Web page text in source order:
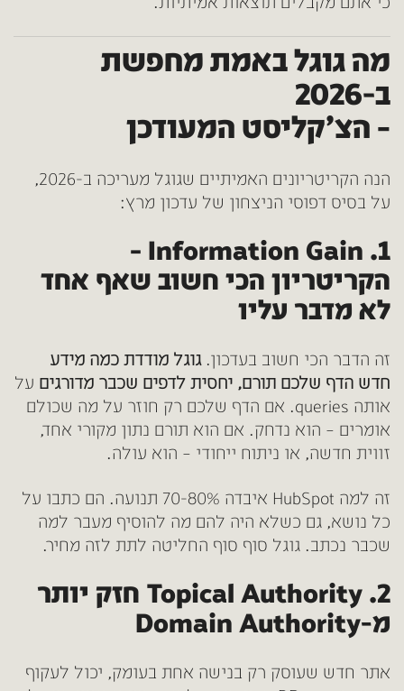
מה גוגל באמת מחפשת
ב-2026
– הצ’קליסט המעודכן
הנה הקריטריונים האמיתיים שגוגל מעריכה ב-2026,
על בסיס דפוסי הניצחון של עדכון מרץ:
1. Information Gain –
הקריטריון הכי חשוב שאף אחד
לא מדבר עליו
זה הדבר הכי חשוב בעדכון.גוגל מודדת כמה מידע
חדש הדף שלכם תורם, יחסית לדפים שכבר מדורגים על
אותה queries. אם הדף שלכם רק חוזר על מה שכולם
אומרים – הוא נדחק. אם הוא תורם נתון מקורי אחד,
זווית חדשה, או ניתוח ייחודי – הוא עולה.
זה למה HubSpot איבדה 70-80% תנועה. הם כתבו על
כל נושא, גם כשלא היה להם מה להוסיף מעבר למה
שכבר נכתב. גוגל סוף סוף החליטה לתת לזה מחיר.
2. Topical Authority חזק יותר
מ-Domain Authority
אתר חדש שעוסק רק בנישה אחת בעומק, יכול לעקוף